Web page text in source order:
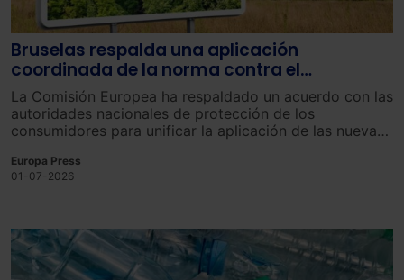
Bruselas respalda una aplicación
coordinada de la norma contra el
'greenwashing' en toda la UE
La Comisión Europea ha respaldado un acuerdo con las
autoridades nacionales de protección de los
consumidores para unificar la aplicación de las nuevas
‘greenwashing’, de forma que su entrada en vigor se
produzca de manera homogénea en toda la Unión
Europa Press
01-07-2026